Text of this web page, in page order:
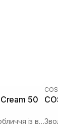
Cream 50
Крем зволожувальний для обличчя із веганськими полінуклеотидами